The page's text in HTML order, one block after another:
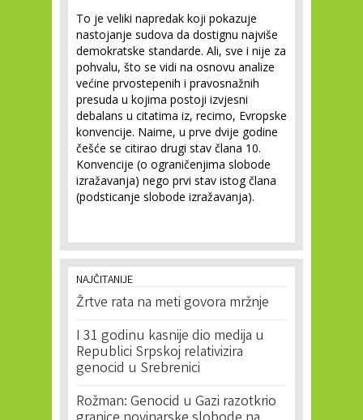
To je veliki napredak koji pokazuje
nastojanje sudova da dostignu najviše
demokratske standarde. Ali, sve i nije za
pohvalu, što se vidi na osnovu analize
većine prvostepenih i pravosnažnih
presuda u kojima postoji izvjesni
debalans u citatima iz, recimo, Evropske
konvencije. Naime, u prve dvije godine
češće se citirao drugi stav člana 10.
Konvencije (o ograničenjima slobode
izražavanja) nego prvi stav istog člana
(podsticanje slobode izražavanja).
NAJČITANIJE
Žrtve rata na meti govora mržnje
I 31 godinu kasnije dio medija u
Republici Srpskoj relativizira
genocid u Srebrenici
Rožman: Genocid u Gazi razotkrio